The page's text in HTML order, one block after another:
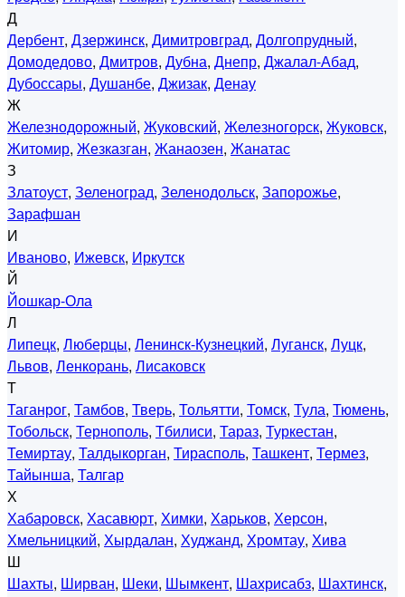
Д
Дербент, Дзержинск, Димитровград, Долгопрудный,
Домодедово, Дмитров, Дубна, Днепр, Джалал-Абад,
Дубоссары, Душанбе, Джизак, Денау
Ж
Железнодорожный, Жуковский, Железногорск, Жуковск,
Житомир, Жезказган, Жанаозен, Жанатас
З
Златоуст, Зеленоград, Зеленодольск, Запорожье,
Зарафшан
И
Иваново, Ижевск, Иркутск
Й
Йошкар-Ола
Л
Липецк, Люберцы, Ленинск-Кузнецкий, Луганск, Луцк,
Львов, Ленкорань, Лисаковск
Т
Таганрог, Тамбов, Тверь, Тольятти, Томск, Тула, Тюмень,
Тобольск, Тернополь, Тбилиси, Тараз, Туркестан,
Темиртау, Талдыкорган, Тирасполь, Ташкент, Термез,
Тайынша, Талгар
Х
Хабаровск, Хасавюрт, Химки, Харьков, Херсон,
Хмельницкий, Хырдалан, Худжанд, Хромтау, Хива
Ш
Шахты, Ширван, Шеки, Шымкент, Шахрисабз, Шахтинск,